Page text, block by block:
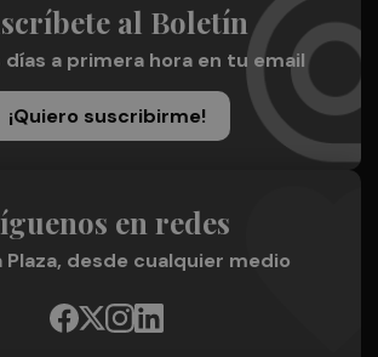
al Boletín
días a primera hora en tu email
¡Quiero suscribirme!
en redes
Plaza, desde cualquier medio